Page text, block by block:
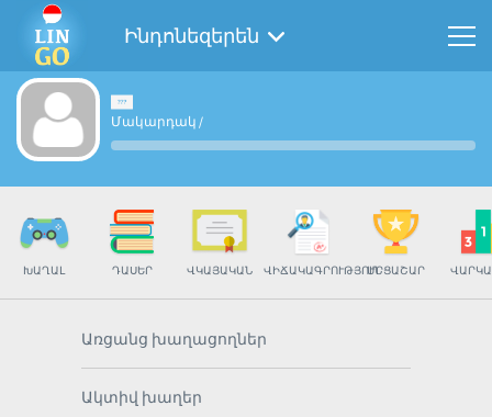
Ինդոնեզերեն
Մակարդակ /
ԽԱՂԱԼ ԴԱՍԵՐ ՎԿԱՅԱԿԱՆ ՎԻՃԱԿԱԳՐՈՒԹՅՈՒՆՄՐՑԱՇԱՐ
Առցանց խաղացողներ
Ակտիվ խաղեր